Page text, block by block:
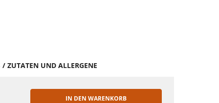
/ ZUTATEN UND ALLERGENE
IN DEN WARENKORB